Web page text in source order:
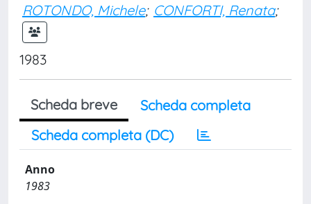
ROTONDO, Michele; CONFORTI, Renata;
1983
Scheda breve
Scheda completa
Scheda completa (DC)
Anno
1983